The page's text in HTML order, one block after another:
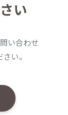
い
い合わせ
い。